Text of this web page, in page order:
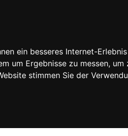
ein besseres Internet-
um Ergebnisse zu messen,
stimmen Sie der